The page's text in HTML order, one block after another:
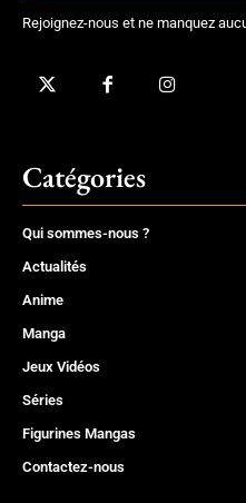
Rejoignez-nous et ne manquez
Catégories
Qui sommes-nous ?
Actualités
Anime
Manga
Jeux Vidéos
Séries
Figurines Mangas
Contactez-nous